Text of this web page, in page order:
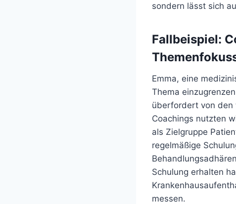
sondern lässt sich
Fallbeispiel:
Emma, eine
Thema
überfordert von den
Coachings nutzten
als Zielgruppe
regelmäßige
Schulung erhalten
messen.